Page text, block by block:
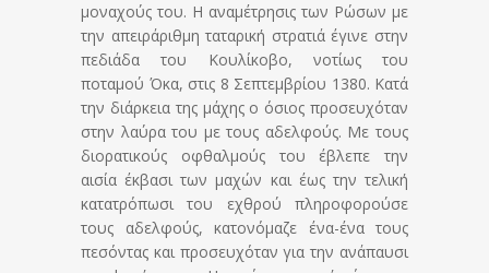
μοναχούς του. Η αναμέτρησις των Ρώσων με
την απειράριθμη ταταρική στρατιά έγινε στην
πεδιάδα του Κουλίκοβο, νοτίως του
ποταμού Όκα, στις 8 Σεπτεμβρίου 1380. Κατά
την διάρκεια της μάχης ο όσιος προσευχόταν
στην λαύρα του με τους αδελφούς. Με τους
διορατικούς οφθαλμούς του έβλεπε την
αισία έκβασι των μαχών και έως την τελική
κατατρόπωσι του εχθρού πληροφορούσε
τους αδελφούς, κατονόμαζε ένα-ένα τους
πεσόντας και προσευχόταν για την ανάπαυσι